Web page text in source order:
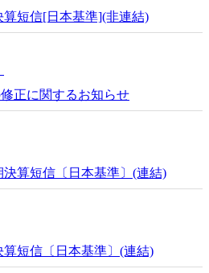
算短信[日本基準](非連結)
正に関するお知らせ
決算短信〔日本基準〕(連結)
算短信〔日本基準〕(連結)